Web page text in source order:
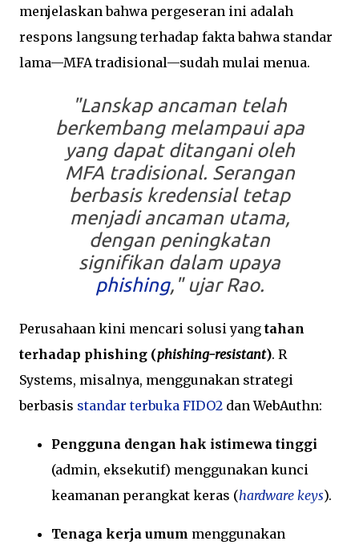
menjelaskan bahwa pergeseran ini adalah
respons langsung terhadap fakta bahwa standar
lama—MFA tradisional—sudah mulai menua.
"Lanskap ancaman telah
berkembang melampaui apa
yang dapat ditangani oleh
MFA tradisional. Serangan
berbasis kredensial tetap
menjadi ancaman utama,
dengan peningkatan
signifikan dalam upaya
phishing," ujar Rao.
Perusahaan kini mencari solusi yang tahan
terhadap phishing (phishing-resistant). R
Systems, misalnya, menggunakan strategi
berbasis standar terbuka FIDO2 dan WebAuthn:
Pengguna dengan hak istimewa tinggi
(admin, eksekutif) menggunakan kunci
keamanan perangkat keras (hardware keys).
Tenaga kerja umum menggunakan